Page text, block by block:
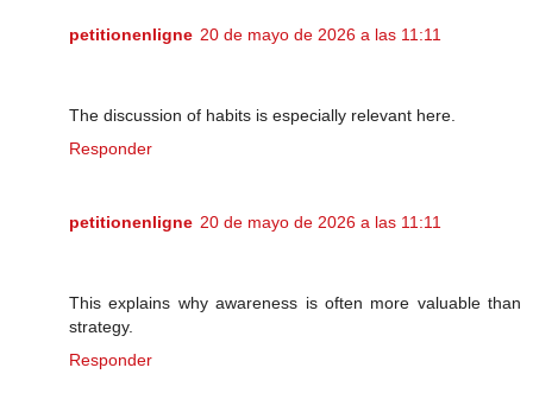
petitionenligne 20 de mayo de 2026 a las 11:11
The discussion of habits is especially relevant here.
Responder
petitionenligne 20 de mayo de 2026 a las 11:11
This explains why awareness is often more valuable than
strategy.
Responder